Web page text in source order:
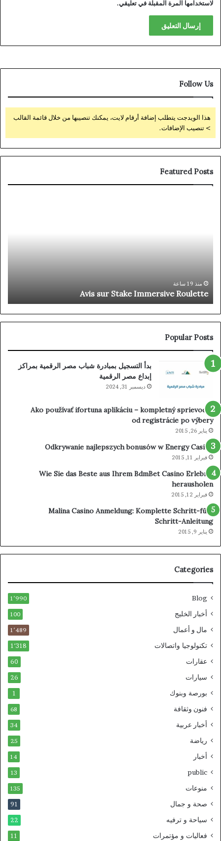
لاستخدامها المرة المقبلة في تعليقي.
Follow Us
هذا الويدجت يتطلب إضافة أرقام لايت، يمكنك تنصيبها من خلال قائمة القالب
> تنصيب الإضافات.
Featured Posts
منذ 19 ساعة
Avis sur Stake Immersive Roulette
Popular Posts
بدأ التسجيل بمبادرة شباب مصر الرقمية بمراكز
إبداع مصر الرقمية
ديسمبر 31, 2024
Ako používať ifortuna aplikáciu – kompletný sprievodca
od registrácie po výbery
يناير 26, 2015
Odkrywanie najlepszych bonusów w Energy Casino
فبراير 11, 2015
Wie Sie das Beste aus Ihrem BdmBet Casino Erlebnis
herausholen
فبراير 12, 2015
Malina Casino Anmeldung: Komplette Schritt-für-
Schritt-Anleitung
يناير 9, 2015
Categories
Blog 1٬990
أخبار الخليج 100
مال و أعمال 1٬489
تكنولوجيا واتصالات 1٬318
عقارات 60
سيارات 26
بورصة وبنوك 1
فنون وثقافة 68
أخبار عربية 34
رياضة 25
أخبار 14
public
13
منوعات 135
صحة و جمال 91
سياحة و ترفيه 22
فعاليات و مؤتمرات 11